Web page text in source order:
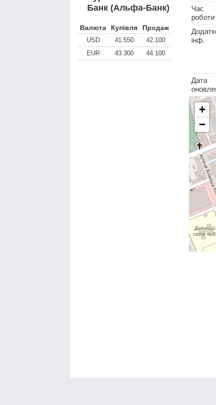
Банк (Альфа-Банк)
Валюта Купівля Продаж
USD 41.550
42.100
EUR
43.300 44.100
Час
роботи
інф.
Дата
+
−